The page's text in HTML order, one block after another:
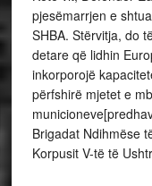
pjesëmarrjen e
SHBA. Stërvitja, do
detare që lidhin
inkorporojë
përfshirë mjetet e
Brigadat Ndihmëse
Korpusit V-të të